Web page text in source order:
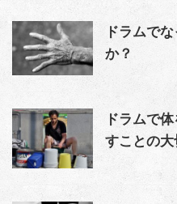
ドラムで
か？
ドラムで
すことの大